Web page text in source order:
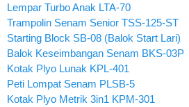
Lempar Turbo Anak LTA-70
Trampolin Senam Senior TSS-125-ST
Starting Block SB-08 (Balok Start Lari)
Balok Keseimbangan Senam BKS-03P
Kotak Plyo Lunak KPL-401
Peti Lompat Senam PLSB-5
Kotak Plyo Metrik 3in1 KPM-301